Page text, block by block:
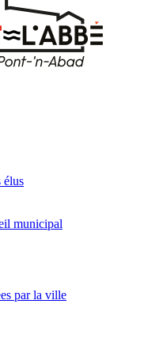
élus
municipal
par la ville